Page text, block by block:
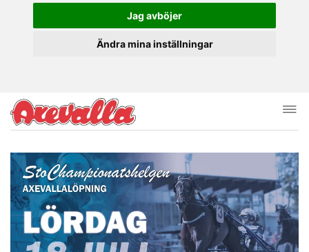
Jag avböjer
Ändra mina inställningar